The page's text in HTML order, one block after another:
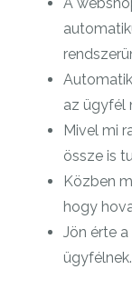
az ügyfél
Mivel mi
össze is
Közben
hogy
Jön érte
ügyfélnek.